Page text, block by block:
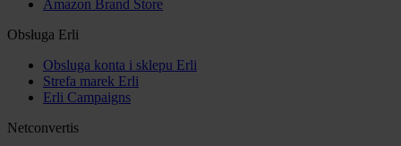
Amazon Brand Store
Obsługa Erli
Obsluga konta i sklepu Erli
Strefa marek Erli
Erli Campaigns
Netconvertis